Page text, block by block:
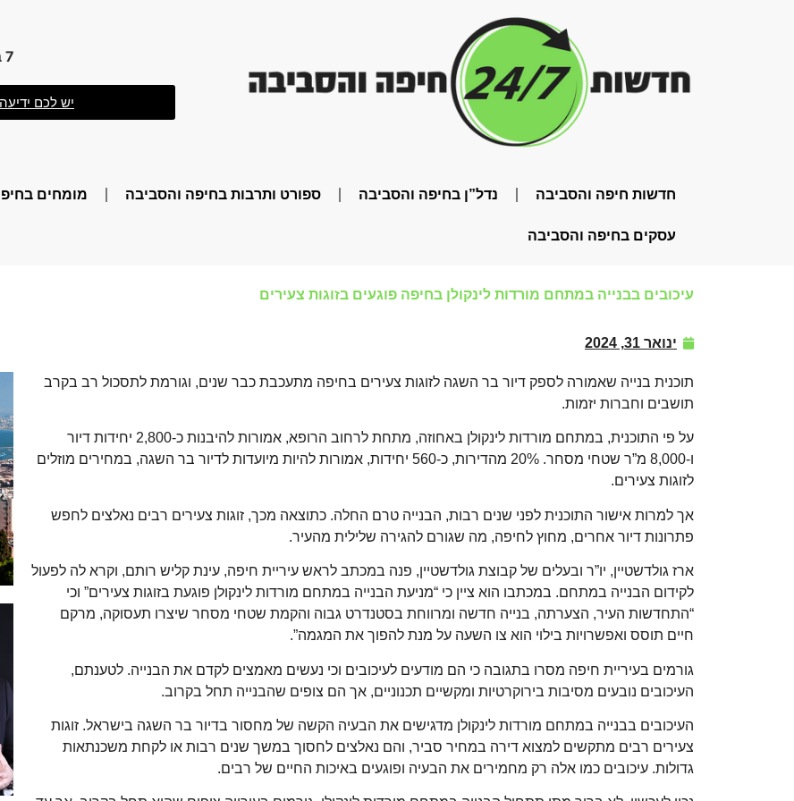
7 באוגוסט 2026 12:40
יש לכם
חדשות חיפה והסביבה נדל”ן בחיפה והסביבה ספורט ותרבות בחיפה והסביבה מומחים
עסקים בחיפה והסביבה
עיכובים בבנייה במתחם מורדות לינקולן בחיפה פוגעים בזוגות צעירים
ינואר 31, 2024
תוכנית בנייה שאמורה לספק דיור בר השגה לזוגות צעירים בחיפה מתעכבת כבר שנים, וגורמת לתסכול רב בקרב
תושבים וחברות יזמות.
על פי התוכנית, במתחם מורדות לינקולן באחוזה, מתחת לרחוב הרופא, אמורות להיבנות כ-2,800 יחידות דיור
ו-8,000 מ”ר שטחי מסחר. 20% מהדירות, כ-560 יחידות, אמורות להיות מיועדות לדיור בר השגה, במחירים מוזלים
לזוגות צעירים.
אך למרות אישור התוכנית לפני שנים רבות, הבנייה טרם החלה. כתוצאה מכך, זוגות צעירים רבים נאלצים לחפש
פתרונות דיור אחרים, מחוץ לחיפה, מה שגורם להגירה שלילית מהעיר.
ארז גולדשטיין, יו”ר ובעלים של קבוצת גולדשטיין, פנה במכתב לראש עיריית חיפה, עינת קליש רותם, וקרא לה לפעול
לקידום הבנייה במתחם. במכתבו הוא ציין כי “מניעת הבנייה במתחם מורדות לינקולן פוגעת בזוגות צעירים” וכי
“התחדשות העיר, הצערתה, בנייה חדשה ומרווחת בסטנדרט גבוה והקמת שטחי מסחר שיצרו תעסוקה, מרקם
חיים תוסס ואפשרויות בילוי הוא צו השעה על מנת להפוך את המגמה”.
גורמים בעיריית חיפה מסרו בתגובה כי הם מודעים לעיכובים וכי נעשים מאמצים לקדם את הבנייה. לטענתם,
העיכובים נובעים מסיבות בירוקרטיות ומקשיים תכנוניים, אך הם צופים שהבנייה תחל בקרוב.
העיכובים בבנייה במתחם מורדות לינקולן מדגישים את הבעיה הקשה של מחסור בדיור בר השגה בישראל. זוגות
צעירים רבים מתקשים למצוא דירה במחיר סביר, והם נאלצים לחסוך במשך שנים רבות או לקחת משכנתאות
גדולות. עיכובים כמו אלה רק מחמירים את הבעיה ופוגעים באיכות החיים של רבים.